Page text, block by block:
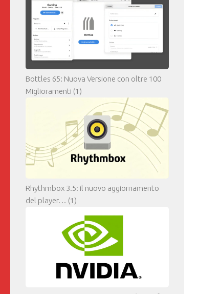
Bottles 65: Nuova Versione con oltre 100
Miglioramenti (1)
Rhythmbox 3.5: il nuovo aggiornamento
del player… (1)